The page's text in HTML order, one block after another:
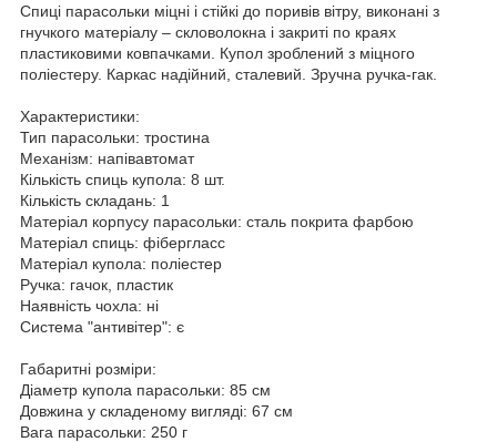
Спиці парасольки міцні і стійкі до поривів вітру, виконані з
гнучкого матеріалу – скловолокна і закриті по краях
пластиковими ковпачками. Купол зроблений з міцного
поліестеру. Каркас надійний, сталевий. Зручна ручка-гак.
Характеристики:
Тип парасольки: тростина
Механізм: напівавтомат
Кількість спиць купола: 8 шт.
Кількість складань: 1
Матеріал корпусу парасольки: сталь покрита фарбою
Матеріал спиць: фібергласс
Матеріал купола: поліестер
Ручка: гачок, пластик
Наявність чохла: ні
Система "антивітер": є
Габаритні розміри:
Діаметр купола парасольки: 85 см
Довжина у складеному вигляді: 67 см
Вага парасольки: 250 г